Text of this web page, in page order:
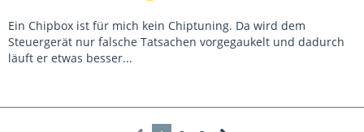
Ein Chipbox ist für mich kein Chiptuning. Da wird dem
Steuergerät nur falsche Tatsachen vorgegaukelt und dadurch
läuft er etwas besser...